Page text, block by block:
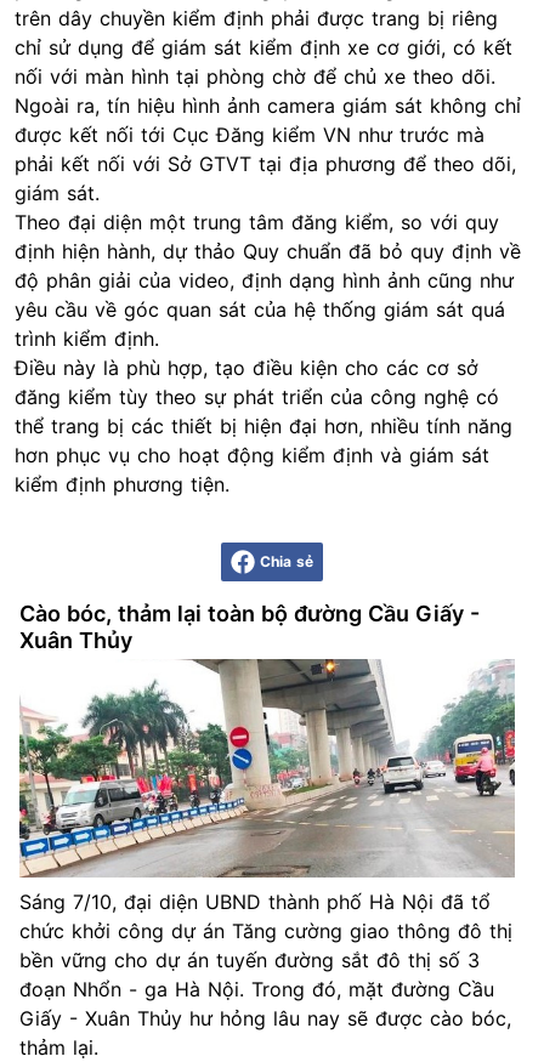
trên dây chuyền kiểm định phải được trang bị riêng
chỉ sử dụng để giám sát kiểm định xe cơ giới, có kết
nối với màn hình tại phòng chờ để chủ xe theo dõi.
Ngoài ra, tín hiệu hình ảnh camera giám sát không chỉ
được kết nối tới Cục Đăng kiểm VN như trước mà
phải kết nối với Sở GTVT tại địa phương để theo dõi,
giám sát.
Theo đại diện một trung tâm đăng kiểm, so với quy
định hiện hành, dự thảo Quy chuẩn đã bỏ quy định về
độ phân giải của video, định dạng hình ảnh cũng như
yêu cầu về góc quan sát của hệ thống giám sát quá
trình kiểm định.
Điều này là phù hợp, tạo điều kiện cho các cơ sở
đăng kiểm tùy theo sự phát triển của công nghệ có
thể trang bị các thiết bị hiện đại hơn, nhiều tính năng
hơn phục vụ cho hoạt động kiểm định và giám sát
kiểm định phương tiện.
Chia sẻ
Cào bóc, thảm lại toàn bộ đường Cầu Giấy -
Xuân Thủy
Sáng 7/10, đại diện UBND thành phố Hà Nội đã tổ
chức khởi công dự án Tăng cường giao thông đô thị
bền vững cho dự án tuyến đường sắt đô thị số 3
đoạn Nhổn - ga Hà Nội. Trong đó, mặt đường Cầu
Giấy - Xuân Thủy hư hỏng lâu nay sẽ được cào bóc,
thảm lại.